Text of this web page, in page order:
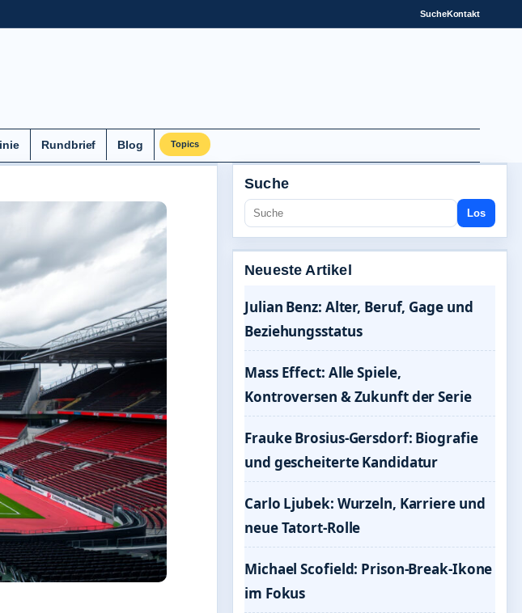
SucheKontakt
Rundbrief Blog Topics
Suche
Los
Neueste Artikel
Julian Benz: Alter, Beruf, Gage und
Beziehungsstatus
Mass Effect: Alle Spiele,
Kontroversen & Zukunft der Serie
Frauke Brosius-Gersdorf: Biografie
und gescheiterte Kandidatur
Carlo Ljubek: Wurzeln, Karriere und
neue Tatort-Rolle
Michael Scofield: Prison-Break-Ikone
im Fokus